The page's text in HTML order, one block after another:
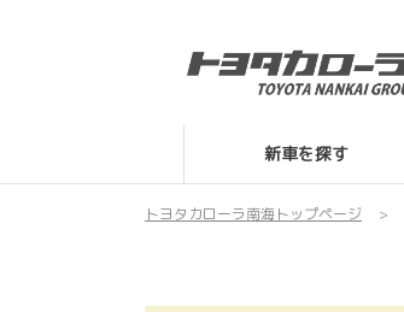
新車を探す
トヨタカローラ南海トップページ